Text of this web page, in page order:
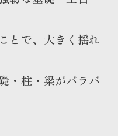
とで、大きく揺れ
・柱・梁がバラバ